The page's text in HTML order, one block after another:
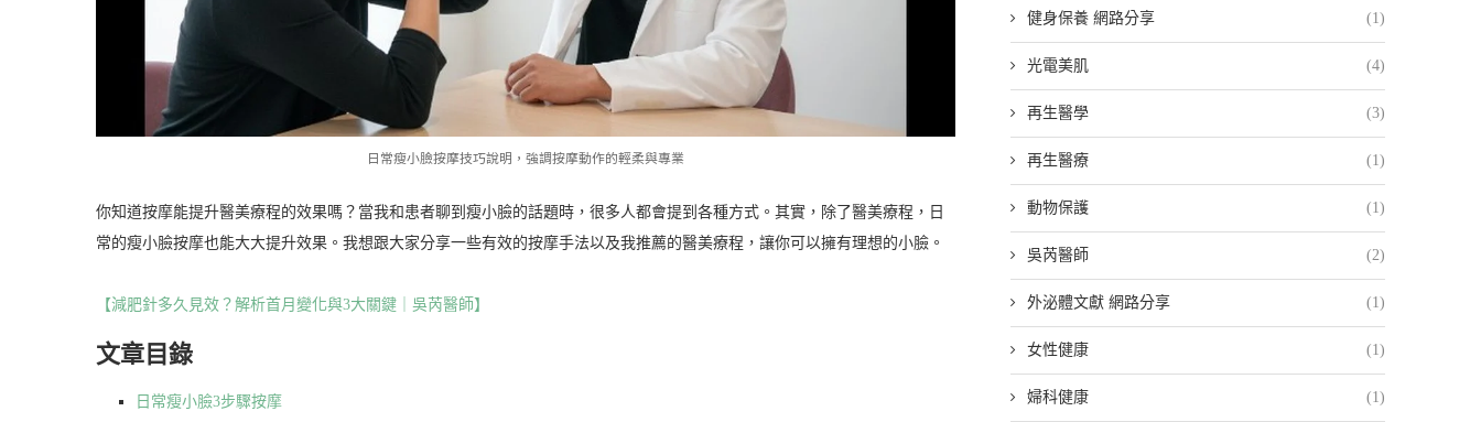
日常瘦小臉按摩技巧說明，強調按摩動作的輕柔與專業
你知道按摩能提升醫美療程的效果嗎？當我和患者聊到瘦小臉的話題時，很多人都會提到各種方式。其實，除了醫美療程，日
常的瘦小臉按摩也能大大提升效果。我想跟大家分享一些有效的按摩手法以及我推薦的醫美療程，讓你可以擁有理想的小臉。
【減肥針多久見效？解析首月變化與3大關鍵｜吳芮醫師】
文章目錄
日常瘦小臉3步驟按摩
健身保養 網路分享 (1)
光電美肌 (4)
再生醫學 (3)
再生醫療 (1)
動物保護 (1)
吳芮醫師 (2)
外泌體文獻 網路分享 (1)
女性健康 (1)
婦科健康 (1)